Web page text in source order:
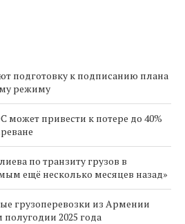
подготовку к подписанию плана
режиму
привести к потере до 40%
по транзиту грузов в
ещё несколько месяцев назад»
грузоперевозки из Армении
2025 года